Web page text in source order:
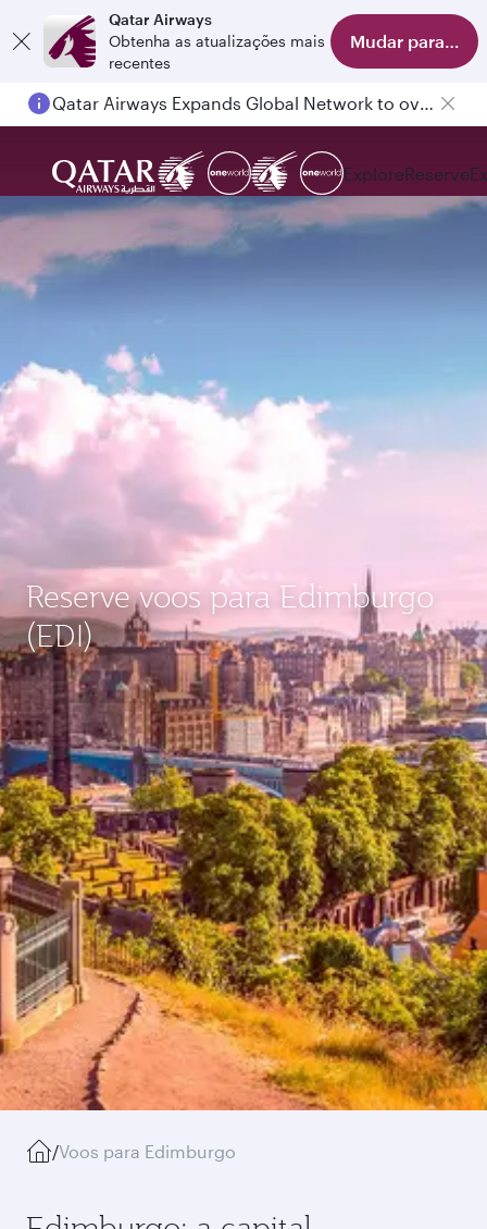
Qatar Airways
Obtenha as atualizações mais
recentes
Mudar para o
Qatar Airways Expands Global Network to over 160 Destinations
ExploreReserve
Reserve voos para Edimburgo
(EDI)
/Voos para Edimburgo